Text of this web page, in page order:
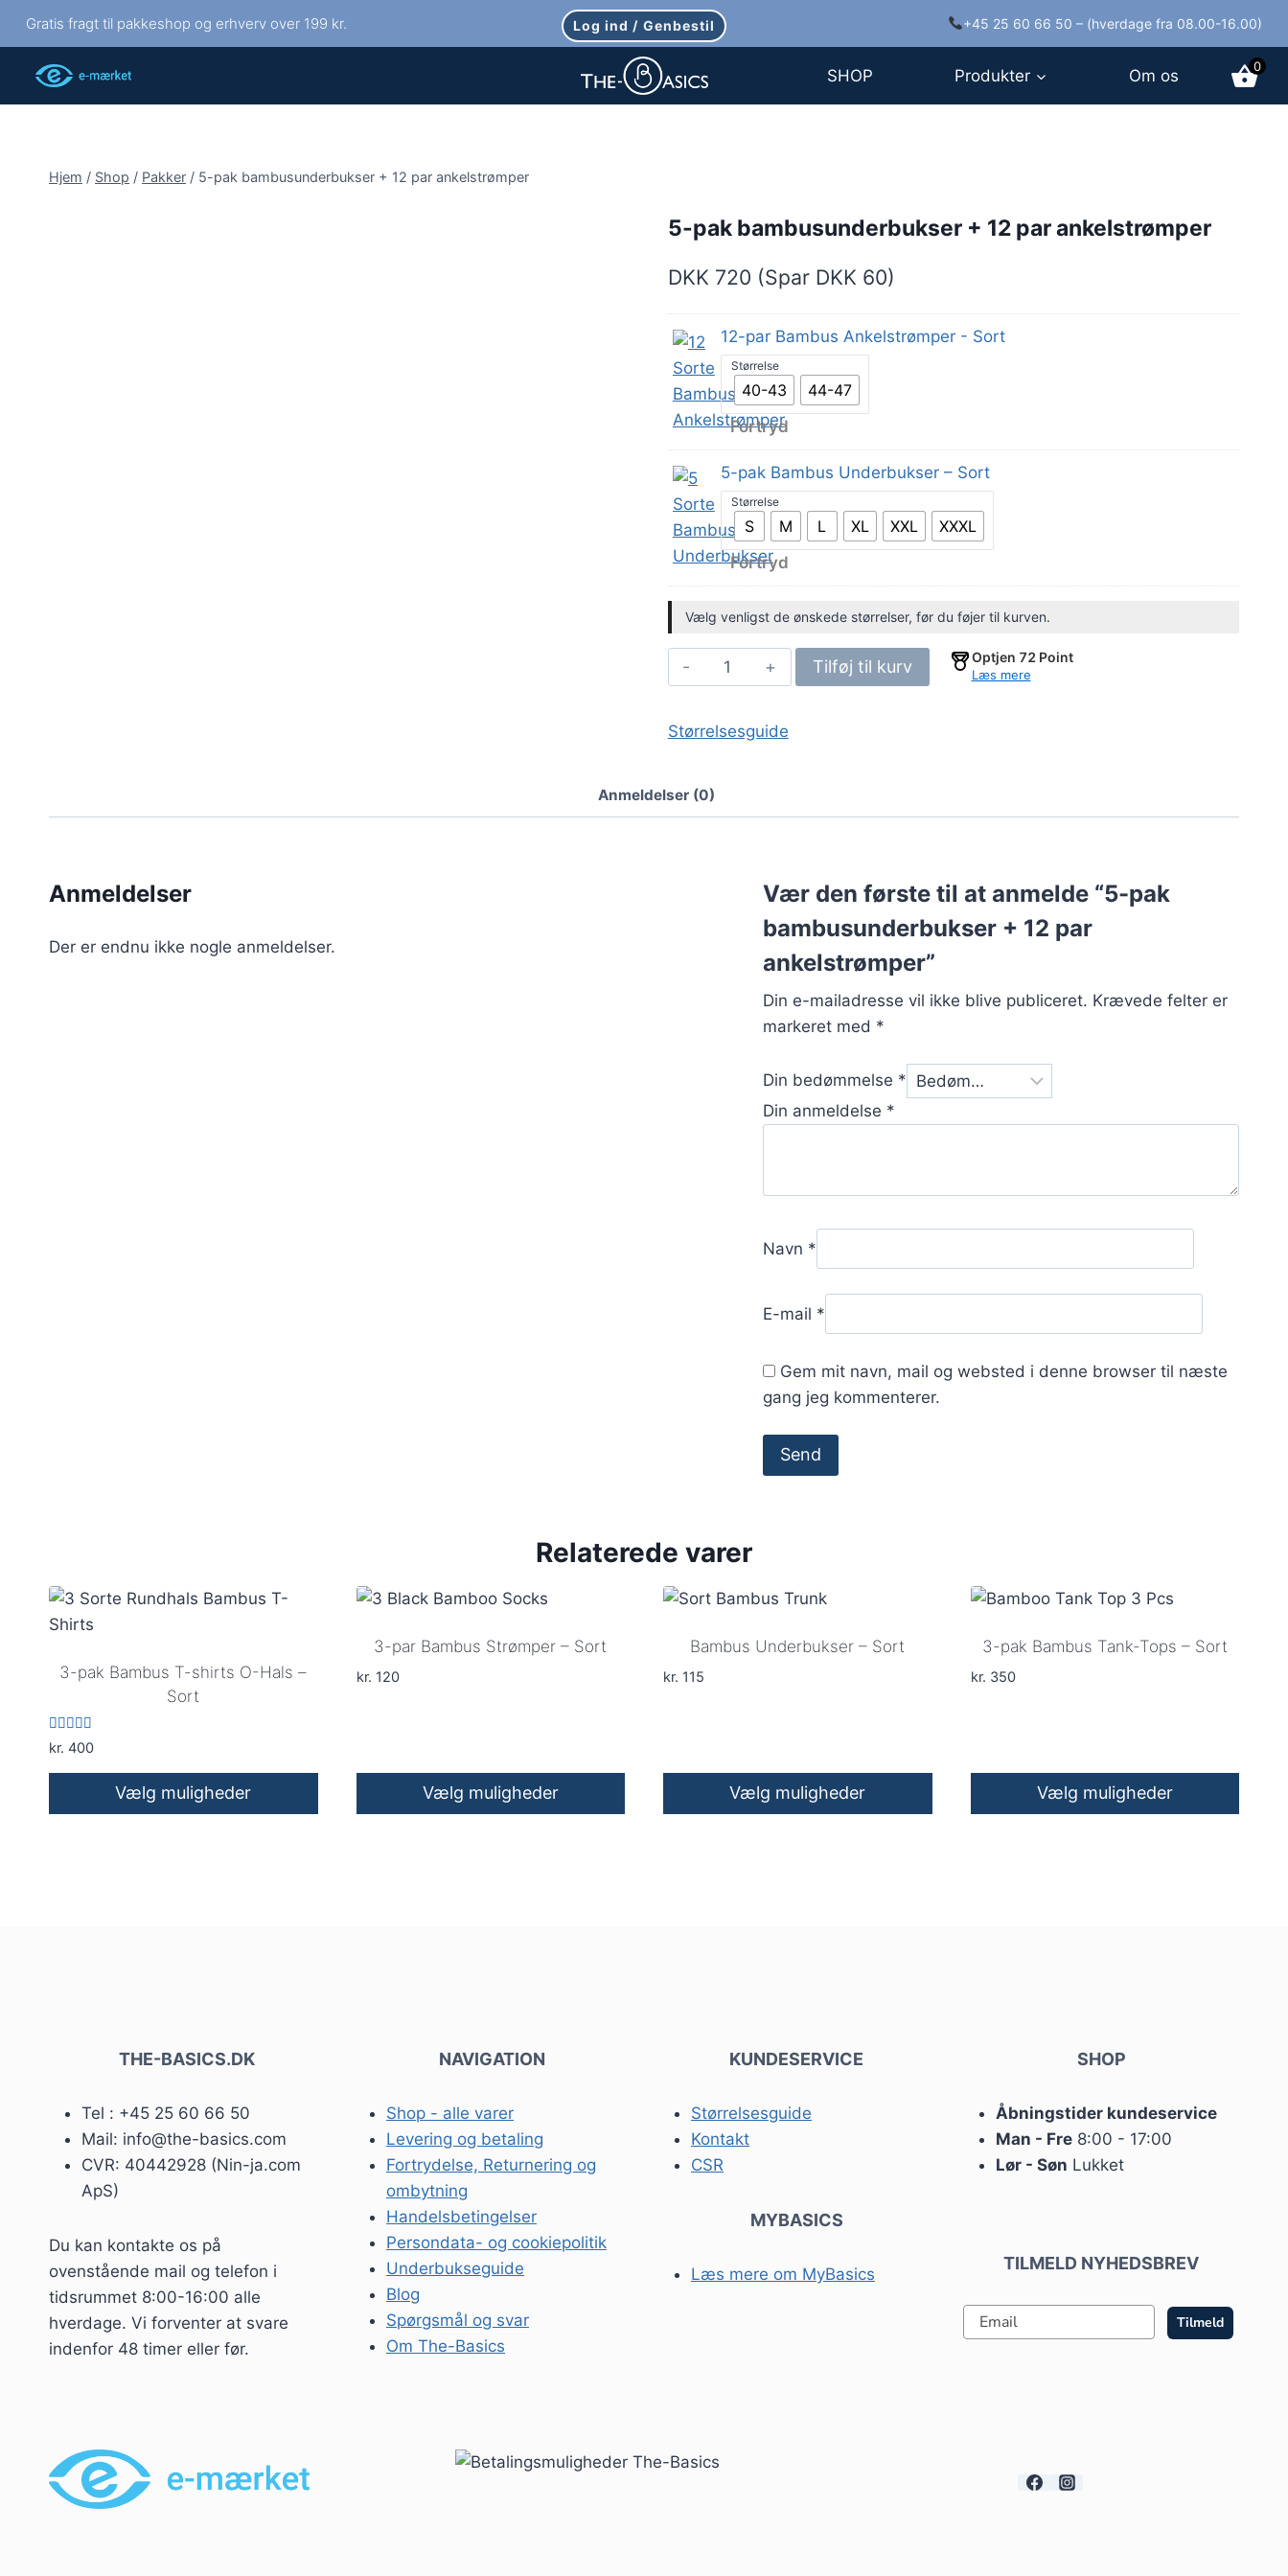
indhold
Gratis fragt til pakkeshop og erhverv over 199 kr. Log ind / Genbestil +45 25 60 66 50 – (hverdage fra 08.00-16.00)
SHOP Produkter Om os 0
Hjem / Shop / Pakker / 5-pak bambusunderbukser + 12 par ankelstrømper
5-pak bambusunderbukser + 12 par ankelstrømper
DKK 720 (Spar DKK 60)
12-par Bambus Ankelstrømper - Sort
Størrelse
40-43
44-47
Fortryd
5-pak Bambus Underbukser – Sort
Størrelse
S M L XL XXL
XXXL
Fortryd
Vælg venligst de ønskede størrelser, før du føjer til kurven.
5-
pak
+
par
ankelstrømper
Tilføj til kurv Optjen 72Point
Læs mere
Størrelsesguide
Anmeldelser (0)
Anmeldelser
Der er endnu ikke nogle anmeldelser.
Vær den første til at anmelde “5-pak
bambusunderbukser + 12 par
ankelstrømper”
Din e-mailadresse vil ikke blive publiceret. Krævede felter er
markeret med *
Din bedømmelse *
Din anmeldelse *
Navn *
E-mail *
Gem mit navn, mail og websted i denne browser til næste
gang jeg kommenterer.
Relaterede varer
3-pak Bambus T-shirts O-Hals –
Sort
Vurderet
5.00
ud af 5
kr. 400
Vælg muligheder
varesiden
3-par Bambus Strømper – Sort
kr. 120
Vælg muligheder
Bambus Underbukser – Sort
kr. 115
Vælg muligheder
varesiden
3-pak Bambus Tank-Tops – Sort
kr. 350
Vælg muligheder
THE-BASICS.DK
Tel : +45 25 60 66 50
Mail: info@the-basics.com
CVR: 40442928 (Nin-ja.com
ApS)
Du kan kontakte os på
ovenstående mail og telefon i
tidsrummet 8:00-16:00 alle
hverdage. Vi forventer at svare
indenfor 48 timer eller før.
NAVIGATION
Shop - alle varer
Levering og betaling
Fortrydelse, Returnering og
ombytning
Handelsbetingelser
Persondata- og cookiepolitik
Underbukseguide
Blog
Spørgsmål og svar
Om The-Basics
KUNDESERVICE
Størrelsesguide
Kontakt
CSR
MYBASICS
Læs mere om MyBasics
SHOP
Åbningstider kundeservice
Man - Fre 8:00 - 17:00
Lør - Søn Lukket
TILMELD NYHEDSBREV
Tilmeld